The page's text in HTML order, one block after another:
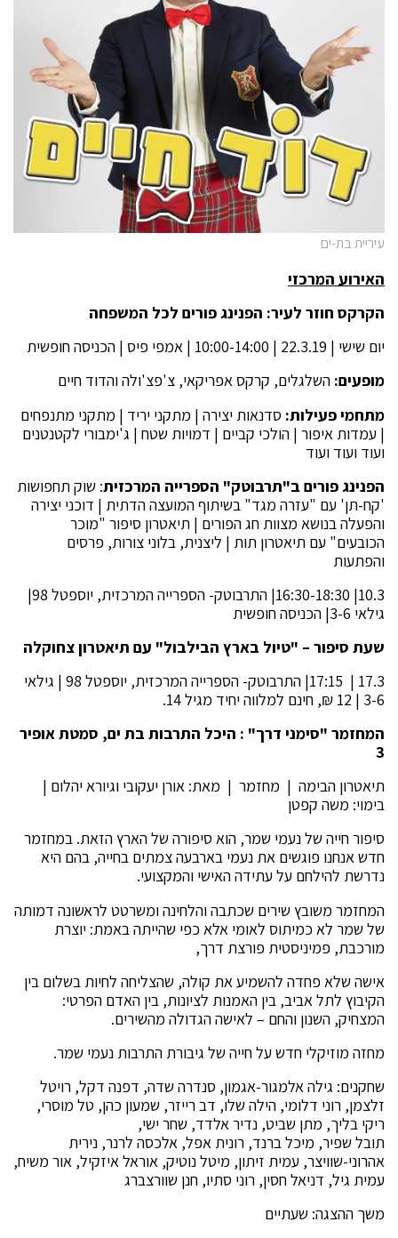
עיריית בת-ים
האירוע המרכזי
הקרקס חוזר לעיר: הפנינג פורים לכל המשפחה
יום שישי | 22.3.19 | 10:00-14:00 | אמפי פיס | הכניסה חופשית
מופעים: השלגלים, קרקס אפריקאי, צ'פצ'ולה והדוד חיים
מתחמי פעילות: סדנאות יצירה | מתקני יריד | מתקני מתנפחים
| עמדות איפור | הולכי קביים | דמויות שטח | ג'ימבורי לקטנטנים
ועוד ועוד ועוד
הפנינג פורים ב"תרבוטק" הספרייה המרכזית: שוק תחפושות
'קח-תן' עם "עזרה מגד" בשיתוף המועצה הדתית | דוכני יצירה
והפעלה בנושא מצוות חג הפורים | תיאטרון סיפור "מוכר
הכובעים" עם תיאטרון תות | ליצנית, בלוני צורות, פרסים
והפתעות
10.3| 16:30-18:30| התרבוטק- הספרייה המרכזית, יוספטל 98|
גילאי 3-6| הכניסה חופשית
שעת סיפור – "טיול בארץ הבילבול" עם תיאטרון צחוקלה
17.3 | 17:15| התרבוטק- הספרייה המרכזית, יוספטל 98 | גילאי
3-6 | 12 ₪, חינם למלווה יחיד מגיל 14.
המחזמר "סימני דרך" : היכל התרבות בת ים, סמטת אופיר
3
תיאטרון הבימה | מחזמר | מאת: אורן יעקובי וגיורא יהלום |
בימוי: משה קפטן
סיפור חייה של נעמי שמר, הוא סיפורה של הארץ הזאת. במחזמר
חדש אנחנו פוגשים את נעמי בארבעה צמתים בחייה, בהם היא
נדרשת להילחם על עתידה האישי והמקצועי.
המחזמר משובץ שירים שכתבה והלחינה ומשרטט לראשונה דמותה
של שמר לא כמיתוס לאומי אלא כפי שהייתה באמת: יוצרת
מורכבת, פמיניסטית פורצת דרך,
אישה שלא פחדה להשמיע את קולה, שהצליחה לחיות בשלום בין
הקיבוץ לתל אביב, בין האמנות לציונות, בין האדם הפרטי:
המצחיק, השנון והחם – לאישה הגדולה מהשירים.
מחזה מוזיקלי חדש על חייה של גיבורת התרבות נעמי שמר.
שחקנים: גילה אלמגור-אגמון, סנדרה שדה, דפנה דקל, רויטל
זלצמן, רוני דלומי, הילה שלו, דב רייזר, שמעון כהן, טל מוסרי,
ריקי בליך, מתן שביט, נדיר אלדד, שחר ישי,
תובל שפיר, מיכל ברנד, רונית אפל, אלכסה לרנר, נירית
אהרוני-שוויצר, עמית זיתון, מיטל נוטיק, אוראל איזקיל, אור משיח,
עמית גיל, דניאל חסין, רוני סתיו, חנן שוורצברג
משך ההצגה: שעתיים